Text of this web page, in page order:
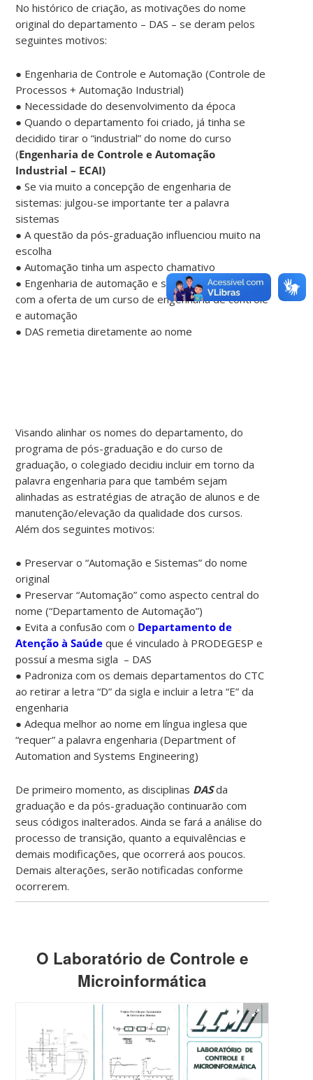
No histórico de criação, as motivações do nome
original do departamento – DAS – se deram pelos
seguintes motivos:
● Engenharia de Controle e Automação (Controle de
Processos + Automação Industrial)
● Necessidade do desenvolvimento da época
● Quando o departamento foi criado, já tinha se
decidido tirar o “industrial” do nome do curso
(Engenharia de Controle e Automação
Industrial – ECAI)
● Se via muito a concepção de engenharia de
sistemas: julgou-se importante ter a palavra
sistemas
● A questão da pós-graduação influenciou muito na
escolha
● Automação tinha um aspecto chamativo
● Engenharia de automação e sistemas confundiria
com a oferta de um curso de engenharia de controle
e automação
● DAS remetia diretamente ao nome
Visando alinhar os nomes do departamento, do
programa de pós-graduação e do curso de
graduação, o colegiado decidiu incluir em torno da
palavra engenharia para que também sejam
alinhadas as estratégias de atração de alunos e de
manutenção/elevação da qualidade dos cursos.
Além dos seguintes motivos:
● Preservar o “Automação e Sistemas” do nome
original
● Preservar “Automação” como aspecto central do
nome (“Departamento de Automação”)
● Evita a confusão com o Departamento de
Atenção à Saúde que é vinculado à PRODEGESP e
possuí a mesma sigla – DAS
● Padroniza com os demais departamentos do CTC
ao retirar a letra “D” da sigla e incluir a letra “E” da
engenharia
● Adequa melhor ao nome em língua inglesa que
“requer” a palavra engenharia (Department of
Automation and Systems Engineering)
De primeiro momento, as disciplinas DASda
graduação e da pós-graduação continuarão com
seus códigos inalterados. Ainda se fará a análise do
processo de transição, quanto a equivalências e
demais modificações, que ocorrerá aos poucos.
Demais alterações, serão notificadas conforme
ocorrerem.
O Laboratório de Controle e
Microinformática